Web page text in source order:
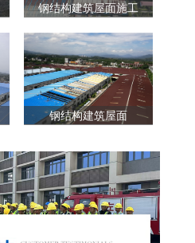
钢结构建筑屋面施工
钢结构建筑屋面